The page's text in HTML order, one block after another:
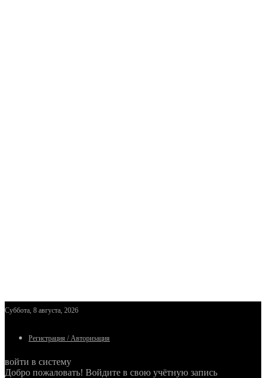
Суббота, 8 августа, 2026
Регистрация / Авторизация
войти в систему
Добро пожаловать! Войдите в свою учётную запись